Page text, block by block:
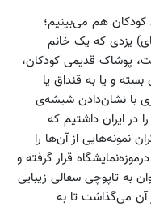
کودکان هم می‌بینیم؛
یزدی که یک خانم
پوشاک قدیمی کودکان،
و یا به قنداق یا
با نشان‌دادن شیشه‌ی
در ایران داشتیم که
نمونه‌هایی از آن‌ها را
قرار گرفته و
به تاپوچی سفالی زیبایی
آن می‌گذاشت تا به